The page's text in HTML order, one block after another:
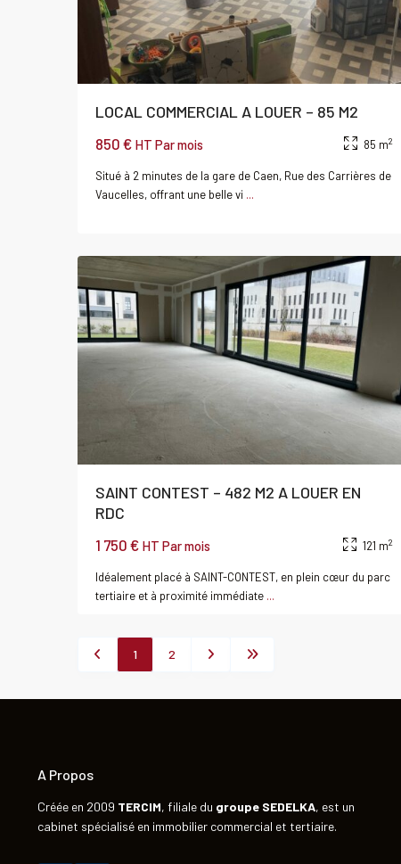
LOCAL COMMERCIAL A LOUER – 85 M2
850 € HT Par mois 85 m2
Situé à 2 minutes de la gare de Caen, Rue des Carrières de
Vaucelles, offrant une belle vi ...
SAINT CONTEST – 482 M2 A LOUER EN
RDC
1 750 € HT Par mois 121 m2
Idéalement placé à SAINT-CONTEST, en plein cœur du parc
tertiaire et à proximité immédiate ...
Louer
Local
commercial
1 2
A Propos
Créée en 2009 TERCIM, filiale du groupe SEDELKA, est un
cabinet spécialisé en immobilier commercial et tertiaire.